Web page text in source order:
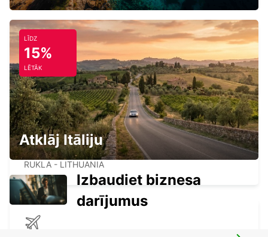
HOTEL MERCURE GDYNIA DOWNTOWN
GDYNIA - POLAND
RUKLA MEET & GREET
RUKLA - LITHUANIA
LĪDZ
15%
LĒTĀK
Atklāj Itāliju
Izbaudiet biznesa
darījumus